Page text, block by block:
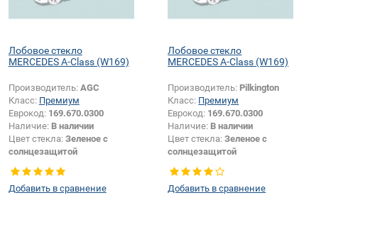
Лобовое стекло
MERCEDES A-Class (W169)
Производитель: AGC
Класс: Премиум
Еврокод: 169.670.0300
Наличие: В наличии
Цвет стекла: Зеленое с
солнцезащитой
Тип кузова:Хетчбек
Появление или изменение
Добавить в сравнение
Лобовое стекло
MERCEDES A-Class (W169)
Производитель: Pilkington
Класс: Премиум
Еврокод: 169.670.0300
Наличие: В наличии
Цвет стекла:Зеленое с
солнцезащитой
Тип кузова:Хетчбек
Появление или изменение
Добавить в сравнение